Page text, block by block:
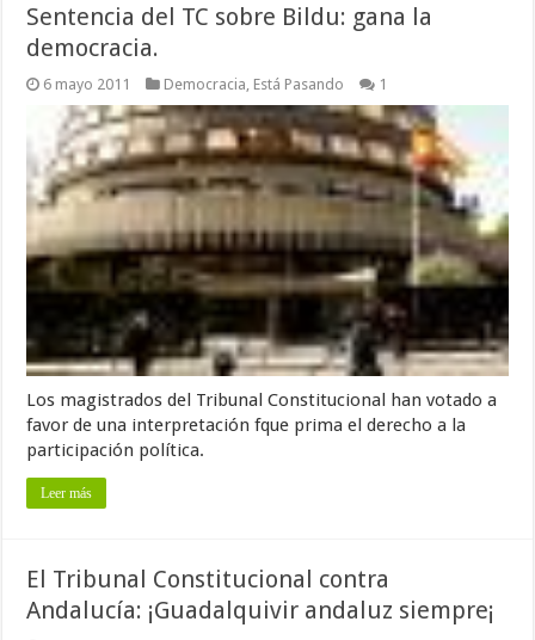
Sentencia del TC sobre Bildu: gana la
democracia.
6 mayo 2011 Democracia Está Pasando 1
Los magistrados del Tribunal Constitucional han votado a
favor de una interpretación fque prima el derecho a la
participación política.
Leer más
El Tribunal Constitucional contra
Andalucía: ¡Guadalquivir andaluz siempre¡